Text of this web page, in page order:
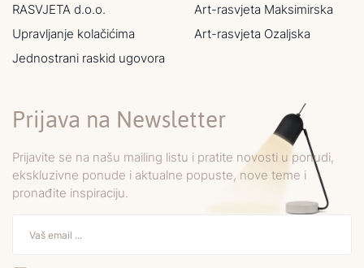
RASVJETA d.o.o.
Upravljanje kolačićima
Jednostrani raskid ugovora
Art-rasvjeta Maksimirska
Art-rasvjeta Ozaljska
Prijava na Newsletter
Prijavite se na našu mailing listu i pratite novosti u ponudi,
ekskluzivne ponude i aktualne popuste, nove teme i
pronađite inspiraciju.